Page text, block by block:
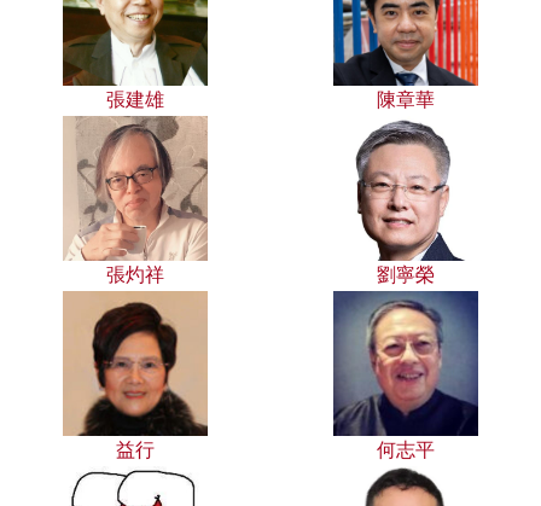
張建雄 陳章華
張灼祥 劉寧榮
益行 何志平